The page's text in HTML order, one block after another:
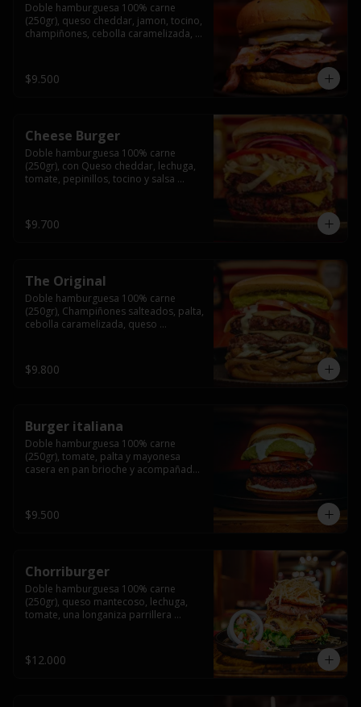
Doble hamburguesa 100% carne
(250gr), queso cheddar, jamon, tocino,
champiñones, cebolla caramelizada,
$9.500
Cheese Burger
Doble hamburguesa 100% carne
(250gr), con Queso cheddar, lechuga,
tomate, pepinillos, tocino y salsa
$9.700
The Original
Doble hamburguesa 100% carne
(250gr), Champiñones salteados, palta,
cebolla caramelizada, queso
fritas.
$9.800
Burger italiana
Doble hamburguesa 100% carne
(250gr), tomate, palta y mayonesa
casera en pan brioche y acompañado
$9.500
Chorriburger
Doble hamburguesa 100% carne
(250gr), queso mantecoso, lechuga,
tomate, una longaniza parrillera
papas fritas.
$12.000